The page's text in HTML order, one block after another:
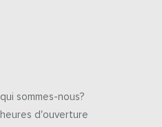
qui sommes-nous?
heures d'ouverture